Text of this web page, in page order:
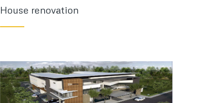
House renovation